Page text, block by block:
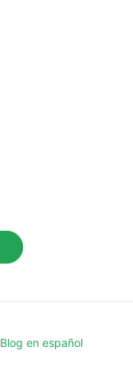
Blog en español